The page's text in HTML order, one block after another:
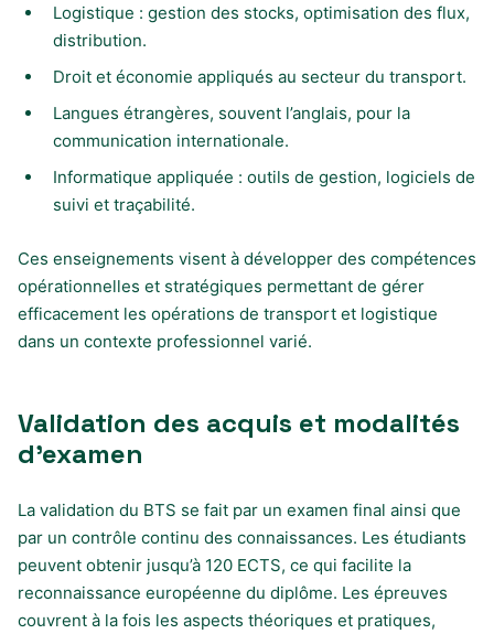
Logistique : gestion des stocks, optimisation des flux,
distribution.
Droit et économie appliqués au secteur du transport.
Langues étrangères, souvent l’anglais, pour la
communication internationale.
Informatique appliquée : outils de gestion, logiciels de
suivi et traçabilité.
Ces enseignements visent à développer des compétences
opérationnelles et stratégiques permettant de gérer
efficacement les opérations de transport et logistique
dans un contexte professionnel varié.
Validation des acquis et modalités
d’examen
La validation du BTS se fait par un examen final ainsi que
par un contrôle continu des connaissances. Les étudiants
peuvent obtenir jusqu’à 120 ECTS, ce qui facilite la
reconnaissance européenne du diplôme. Les épreuves
couvrent à la fois les aspects théoriques et pratiques,